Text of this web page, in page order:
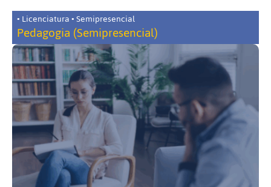
• Licenciatura • Semipresencial
Pedagogia (Semipresencial)